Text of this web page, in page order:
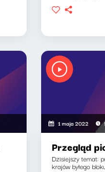
1 maja 2022
Przegląd
Dzisiejszy temat:
krajów byłego